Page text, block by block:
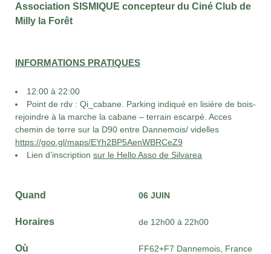
Association SISMIQUE concepteur du Ciné Club de
Milly la Forêt
INFORMATIONS PRATIQUES
12:00 à 22:00
Point de rdv : Qi_cabane. Parking indiqué en lisière de bois-
rejoindre à la marche la cabane – terrain escarpé. Acces
chemin de terre sur la D90 entre Dannemois/ videlles
https://goo.gl/maps/EYh2BP5AenWBRCeZ9
Lien d’inscription sur le Hello Asso de Silvarea
Quand 06 JUIN
Horaires de 12h00 à 22h00
Où
FF62+F7 Dannemois, France